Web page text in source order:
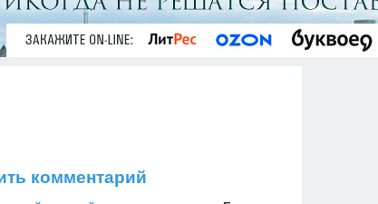
комментарий